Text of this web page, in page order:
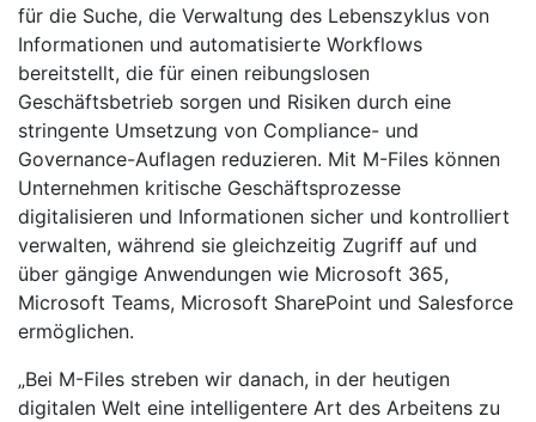
für die Suche, die Verwaltung des Lebenszyklus von
Informationen und automatisierte Workflows
bereitstellt, die für einen reibungslosen
Geschäftsbetrieb sorgen und Risiken durch eine
stringente Umsetzung von Compliance- und
Governance-Auflagen reduzieren. Mit M-Files können
Unternehmen kritische Geschäftsprozesse
digitalisieren und Informationen sicher und kontrolliert
verwalten, während sie gleichzeitig Zugriff auf und
über gängige Anwendungen wie Microsoft 365,
Microsoft Teams, Microsoft SharePoint und Salesforce
ermöglichen.
„Bei M-Files streben wir danach, in der heutigen
digitalen Welt eine intelligentere Art des Arbeitens zu